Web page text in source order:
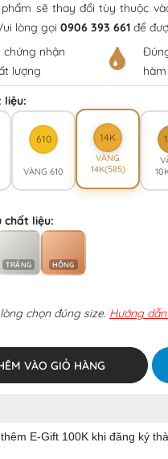
phẩm sẽ thay đổi tùy thuộc
lòng gọi 0906 393 661 để
chứng nhận
lượng
liệu:
610
VÀNG 610
14K
VÀNG
14K(585)
chất liệu:
TRẮNG HỒNG
chọn đúng size. Hướng
VÀO GIỎ HÀNG
E-Gift 100K khi đăng ký